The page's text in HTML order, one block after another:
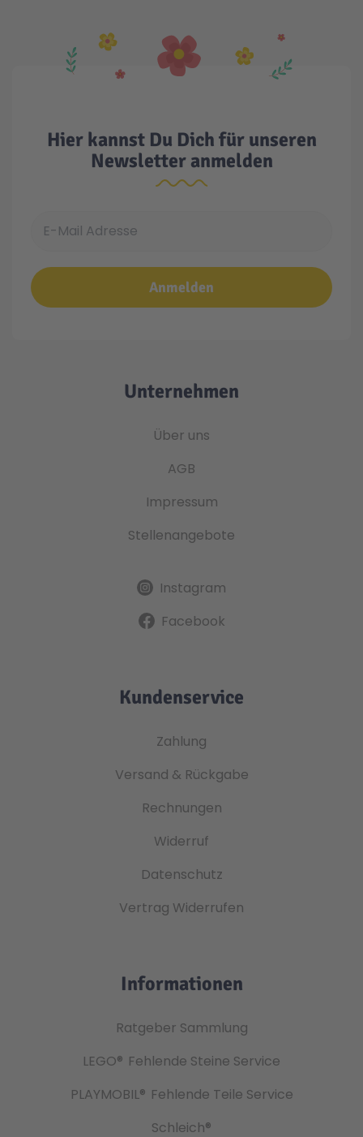
Hier kannst Du Dich für unseren
Newsletter anmelden
Anmelden
Unternehmen
Über uns
AGB
Impressum
Stellenangebote
Instagram
Facebook
Kundenservice
Zahlung
Versand & Rückgabe
Rechnungen
Widerruf
Datenschutz
Vertrag Widerrufen
Informationen
Ratgeber Sammlung
LEGO® Fehlende Steine Service
PLAYMOBIL® Fehlende Teile Service
Schleich®